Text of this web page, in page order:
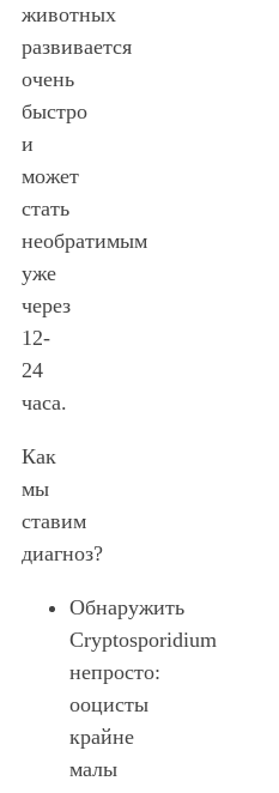
животных
развивается
очень
быстро
и
может
стать
необратимым
уже
через
12-
24
часа.
Как
мы
ставим
диагноз?
Обнаружить
Cryptosporidium
непросто:
ооцисты
крайне
малы